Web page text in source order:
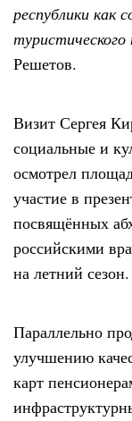
республики как
туристического
Решетов.
Визит Сергея
социальные и
осмотрел
участие в
посвящённых
российскими
на летний сезон.
Параллельно
улучшению
карт